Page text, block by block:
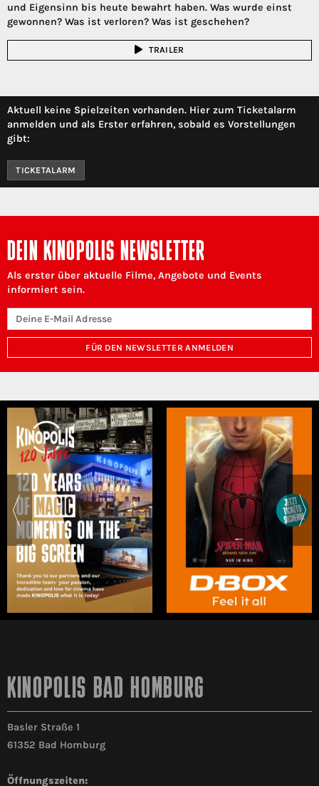
und Eigensinn bis heute bewahrt haben. Was wurde einst
gewonnen? Was ist verloren? Was ist geschehen?
TRAILER
Aktuell keine Spielzeiten vorhanden. Hier zum Ticketalarm
anmelden und als Erster erfahren, sobald es Vorstellungen
gibt:
TICKETALARM
DEIN KINOPOLIS NEWSLETTER
Als erster über aktuelle Filme, Angebote und Events
informiert sein.
FÜR DEN NEWSLETTER ANMELDEN
KINOPOLIS BAD HOMBURG
Basler Straße 1
61352 Bad Homburg
Öffnungszeiten: